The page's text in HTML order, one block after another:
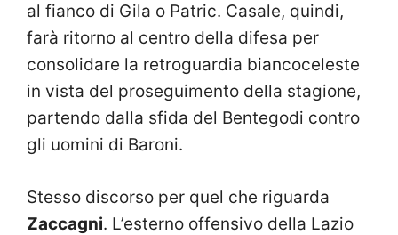
al fianco di Gila o Patric. Casale, quindi,
farà ritorno al centro della difesa per
consolidare la retroguardia biancoceleste
in vista del proseguimento della stagione,
partendo dalla sfida del Bentegodi contro
gli uomini di Baroni.
Stesso discorso per quel che riguarda
Zaccagni. L’esterno offensivo della Lazio